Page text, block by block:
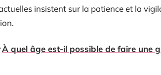
insistent sur la patience et la
À quel âge est-il possible de faire une